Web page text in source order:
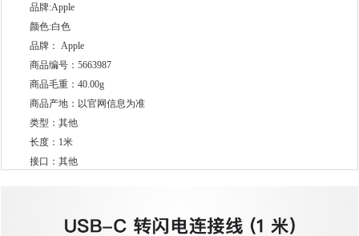
品牌:Apple
颜色:白色
品牌： Apple
商品编号：5663987
商品毛重：40.00g
商品产地：以官网信息为准
类型：其他
长度：1米
接口：其他